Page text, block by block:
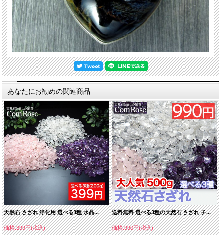
あなたにお勧めの関連商品
天然石 さざれ 浄化用 選べる3種 水晶...
価格:399円(税込)
送料無料 選べる3種の天然石 さざれ チ...
価格:990円(税込)